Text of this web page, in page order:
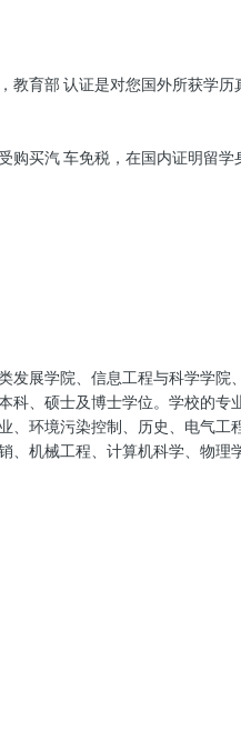
育部 认证是对您国外所获学历
购买汽 车免税，在国内证明留
展学院、信息工程与科学学院
科、硕士及博士学位。学校的专
环境污染控制、历史、电气工
机械工程、计算机科学、物理